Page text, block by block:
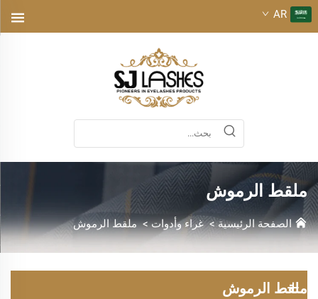
AR
ملقط الرموش
الصفحة الرئيسية>غراء وأدوات>ملقط الرموش
ملقط الرموش